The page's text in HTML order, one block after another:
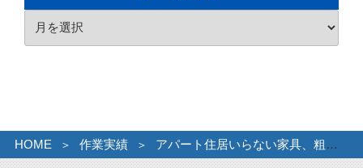
ー
HOME 作業実績 アパート住居いらない家具、粗大ごみ引取り